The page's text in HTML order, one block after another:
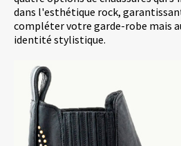
dans l'esthétique rock,
compléter votre garde-robe mais
identité stylistique.